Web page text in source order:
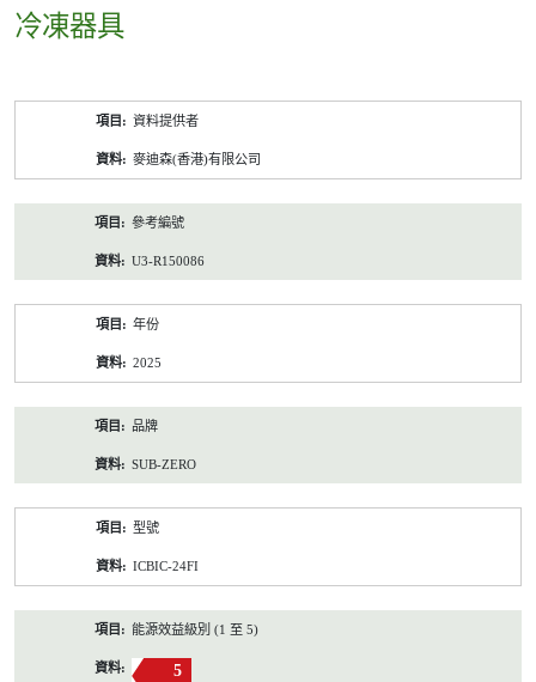
冷凍器具
資料提供者
麥迪森(香港)有限公司
參考編號
U3-R150086
年份
2025
品牌
SUB-ZERO
型號
ICBIC-24FI
能源效益級別 (1 至 5)
5